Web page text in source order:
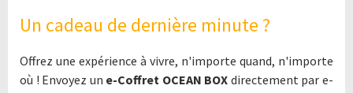
Un cadeau de dernière minute ?
Offrez une expérience à vivre, n'importe quand, n'importe
où ! Envoyez un e-Coffret OCEAN BOX directement par e-